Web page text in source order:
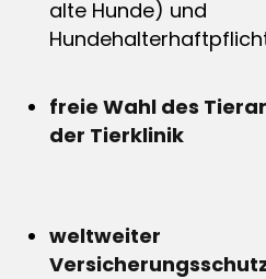
alte Hunde) und
freie Wahl des
der Tierklinik
weltweiter